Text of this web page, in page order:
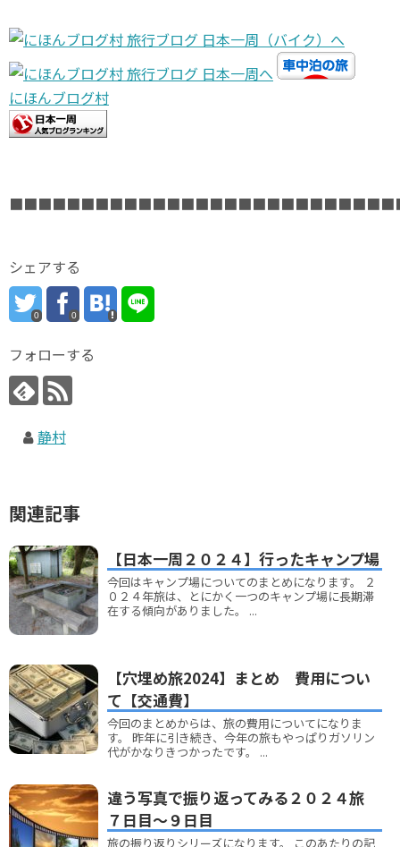
にほんブログ村
シェアする
0 0
フォローする
静村
関連記事
【日本一周２０２４】行ったキャンプ場
今回はキャンプ場についてのまとめになります。 ２
０２４年旅は、とにかく一つのキャンプ場に長期滞
在する傾向がありました。 ...
【穴埋め旅2024】まとめ 費用につい
て【交通費】
今回のまとめからは、旅の費用についてになりま
す。 昨年に引き続き、今年の旅もやっぱりガソリン
代がかなりきつかったです。 ...
違う写真で振り返ってみる２０２４旅
７日目～９日目
旅の振り返りシリーズになります。 このあたりの記